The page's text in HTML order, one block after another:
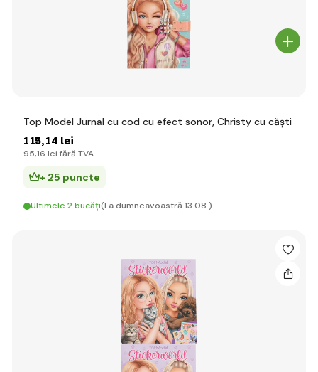
Top Model Jurnal cu cod cu efect sonor, Christy cu căști
115,14 lei
95,16 lei fără TVA
+ 25 puncte
Ultimele 2 bucăți(La dumneavoastră 13.08.)